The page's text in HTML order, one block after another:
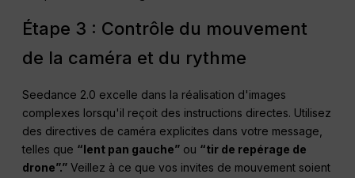
Étape 3 : Contrôle du mouvement
de la caméra et du rythme
Seedance 2.0 excelle dans la réalisation d'images
complexes lorsqu'il reçoit des instructions directes. Utilisez
des directives de caméra explicites dans votre message,
telles que “lent pan gauche” ou “tir de repérage de
drone”.” Veillez à ce que vos invites de mouvement soient